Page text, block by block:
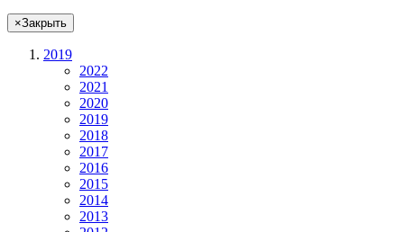
×Закрыть
2019
2022
2021
2020
2019
2018
2017
2016
2015
2014
2013